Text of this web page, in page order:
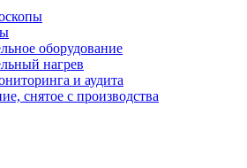
оборудование
нагрев
и аудита
снятое с производства